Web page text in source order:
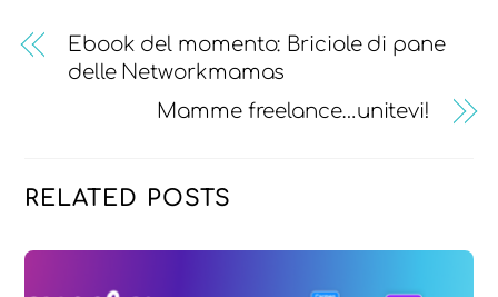
Ebook del momento: Briciole di pane
delle Networkmamas
Mamme freelance…unitevi!
RELATED POSTS